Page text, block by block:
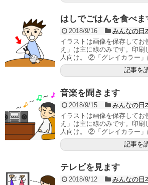
はしでごはんを食べま
2018/9/16
みんなの日
イラストは画像を保存して
え」は主に線のみです。印
人向け。 ②「グレイカラー」
記事を
音楽を聞きます
2018/9/15
みんなの日
イラストは画像を保存して
え」は主に線のみです。印
人向け。 ②「グレイカラー」
記事を
テレビを見ます
2018/9/12
みんなの日